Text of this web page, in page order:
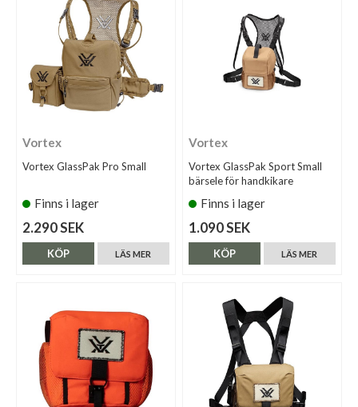
Vortex
Vortex GlassPak Pro Small
Finns i lager
2.290 SEK
LÄS MER
KÖP
Vortex
Vortex GlassPak Sport Small
bärsele för handkikare
Finns i lager
1.090 SEK
LÄS MER
KÖP